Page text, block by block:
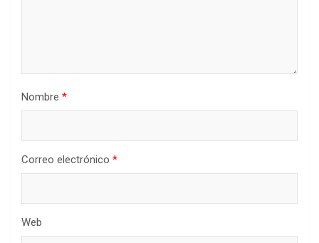
Nombre *
Correo electrónico *
Web